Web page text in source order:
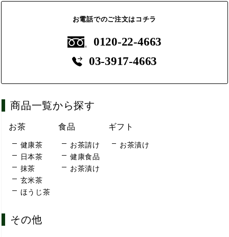
お電話でのご注文はコチラ
0120-22-4663
03-3917-4663
商品一覧から探す
お茶
健康茶
日本茶
抹茶
玄米茶
ほうじ茶
食品
お茶請け
健康食品
お茶漬け
ギフト
お茶漬け
その他